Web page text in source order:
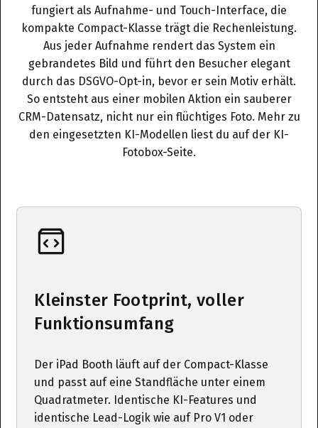
fungiert als Aufnahme- und Touch-Interface, die
kompakte Compact-Klasse trägt die Rechenleistung.
Aus jeder Aufnahme rendert das System ein
gebrandetes Bild und führt den Besucher elegant
durch das DSGVO-Opt-in, bevor er sein Motiv erhält.
So entsteht aus einer mobilen Aktion ein sauberer
CRM-Datensatz, nicht nur ein flüchtiges Foto. Mehr zu
den eingesetzten KI-Modellen liest du auf der KI-
Fotobox-Seite.
Kleinster Footprint, voller
Funktionsumfang
Der iPad Booth läuft auf der Compact-Klasse
und passt auf eine Standfläche unter einem
Quadratmeter. Identische KI-Features und
identische Lead-Logik wie auf Pro V1 oder